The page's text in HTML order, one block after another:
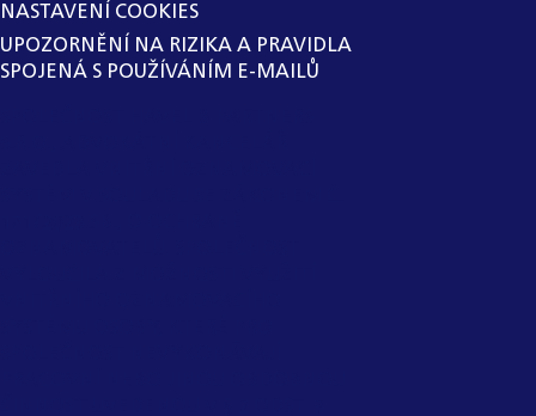
NASTAVENÍ COOKIES
UPOZORNĚNÍ NA RIZIKA A PRAVIDLA
SPOJENÁ S POUŽÍVÁNÍM E-MAILŮ